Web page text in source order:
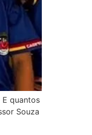
quantos
Souza